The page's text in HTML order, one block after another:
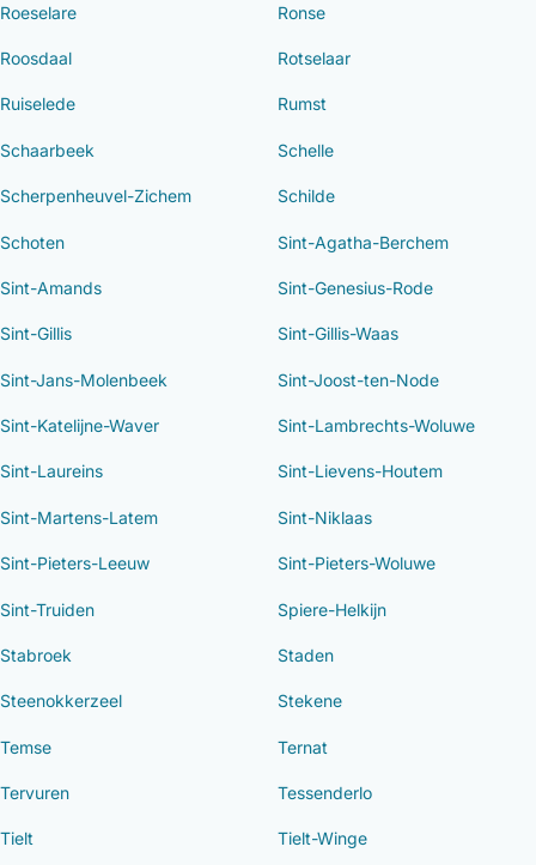
Roeselare Ronse
Roosdaal Rotselaar
Ruiselede Rumst
Schaarbeek Schelle
Scherpenheuvel-Zichem Schilde
Schoten Sint-Agatha-Berchem
Sint-Amands Sint-Genesius-Rode
Sint-Gillis Sint-Gillis-Waas
Sint-Jans-Molenbeek Sint-Joost-ten-Node
Sint-Katelijne-Waver Sint-Lambrechts-Woluwe
Sint-Laureins Sint-Lievens-Houtem
Sint-Martens-Latem Sint-Niklaas
Sint-Pieters-Leeuw Sint-Pieters-Woluwe
Sint-Truiden Spiere-Helkijn
Stabroek Staden
Steenokkerzeel Stekene
Temse Ternat
Tervuren Tessenderlo
Tielt Tielt-Winge